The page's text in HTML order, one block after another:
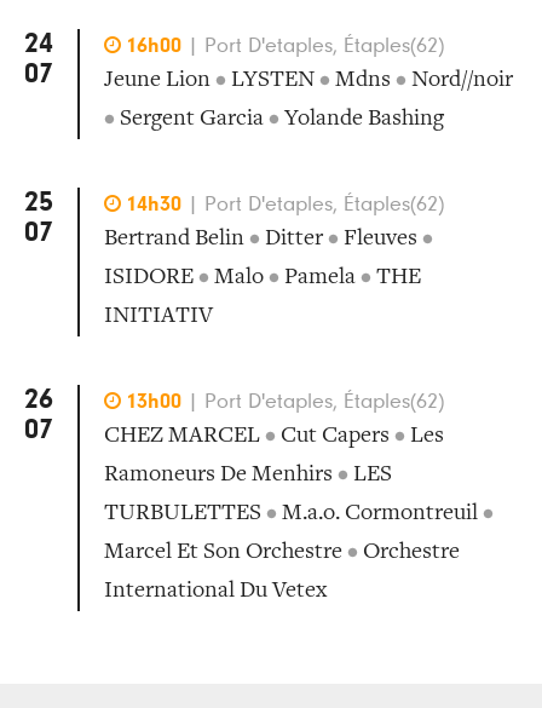
24
07
 16h00 Port D'etaples, Étaples(62)
Jeune Lion • LYSTEN • Mdns • Nord//noir
• Sergent Garcia • Yolande Bashing
25
07
 14h30 Port D'etaples, Étaples(62)
Bertrand Belin • Ditter • Fleuves •
ISIDORE • Malo • Pamela • THE
INITIATIV
26
07
 13h00 Port D'etaples, Étaples(62)
CHEZ MARCEL • Cut Capers • Les
Ramoneurs De Menhirs • LES
TURBULETTES • M.a.o. Cormontreuil •
Marcel Et Son Orchestre • Orchestre
International Du Vetex